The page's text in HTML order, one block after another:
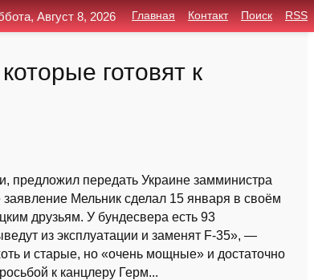
готовят к
предложил передать Украине замминистра
Мельник сделал 15 января в своём
друзьям. У бундесвера есть 93
из эксплуатации и заменят F-35», —
и старые, но «очень мощные» и достаточно
к канцлеру Герм...
Август 8, 2026 Главная Контакт Поиск RSS